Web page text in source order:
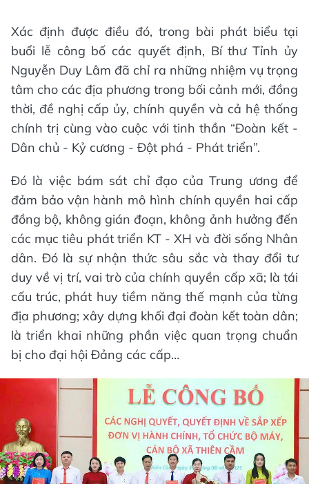
Xác định được điều đó, trong bài phát biểu tại
buổi lễ công bố các quyết định, Bí thư Tỉnh ủy
Nguyễn Duy Lâm đã chỉ ra những nhiệm vụ trọng
tâm cho các địa phương trong bối cảnh mới, đồng
thời, đề nghị cấp ủy, chính quyền và cả hệ thống
chính trị cùng vào cuộc với tinh thần “Đoàn kết -
Dân chủ - Kỷ cương - Đột phá - Phát triển”.
Đó là việc bám sát chỉ đạo của Trung ương để
đảm bảo vận hành mô hình chính quyền hai cấp
đồng bộ, không gián đoạn, không ảnh hưởng đến
các mục tiêu phát triển KT - XH và đời sống Nhân
dân. Đó là sự nhận thức sâu sắc và thay đổi tư
duy về vị trí, vai trò của chính quyền cấp xã; là tái
cấu trúc, phát huy tiềm năng thế mạnh của từng
địa phương; xây dựng khối đại đoàn kết toàn dân;
là triển khai những phần việc quan trọng chuẩn
bị cho đại hội Đảng các cấp…